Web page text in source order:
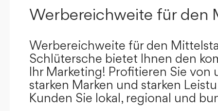
Werbereichweite für den
Werbereichweite für den
Schlütersche bietet Ihnen den
Ihr Marketing! Profitieren Sie von
starken Marken und starken
Kunden Sie lokal, regional und